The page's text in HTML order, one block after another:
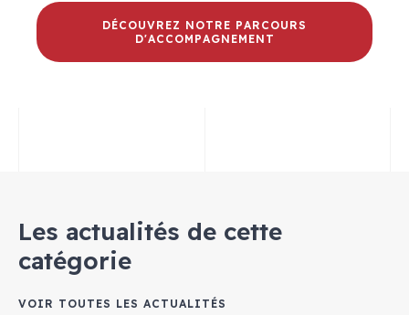
DÉCOUVREZ NOTRE PARCOURS
D'ACCOMPAGNEMENT
Les actualités de cette
catégorie
VOIR TOUTES LES ACTUALITÉS